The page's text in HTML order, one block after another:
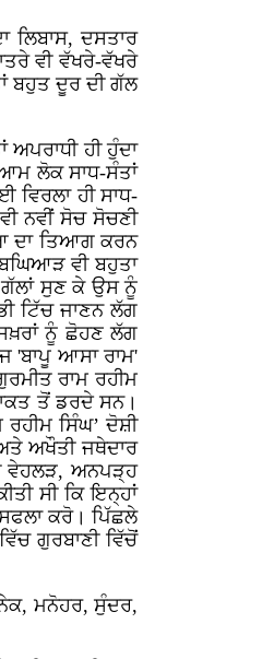
ਦਸਤਾਰ
ਵੀ ਵੱਖਰੇ-ਵੱਖਰੇ
ਬਹੁਤ ਦੂਰ ਦੀ ਗੱਲ
ਹੀ ਹੁੰਦਾ
ਲੋਕ ਸਾਧ-ਸੰਤਾਂ
ਹੀ ਸਾਧ-
ਨਵੀਂ ਸੋਚ ਸੋਚਣੀ
ਦਾ ਤਿਆਗ ਕਰਨ
ਵੀ ਬਹੁਤਾ
ਸੁਣ ਕੇ ਉਸ ਨੂੰ
ਟਿੱਚ ਜਾਣਨ ਲੱਗ
ਨੂੰ ਛੋਹਣ ਲੱਗ
ਆਸਾ ਰਾਮ'
ਰਾਮ ਰਹੀਮ
ਤੋਂ ਡਰਦੇ ਸਨ।
ਸਿੰਘ’ ਦੋਸ਼ੀ
ਅਖੌਤੀ ਜਥੇਦਾਰ
ਵੇਹਲੜ, ਅਨਪੜ੍ਹ
ਸੀ ਕਿ ਇਨ੍ਹਾਂ
ਕਰੋ। ਪਿੱਛਲੇ
ਗੁਰਬਾਣੀ ਵਿੱਚੋਂ
ਮਨੋਹਰ, ਸੁੰਦਰ,